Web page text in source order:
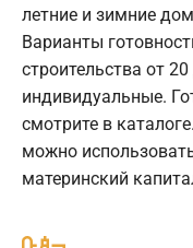
летние и зимние
Варианты
строительства от
индивидуальные.
смотрите в
можно
материнский